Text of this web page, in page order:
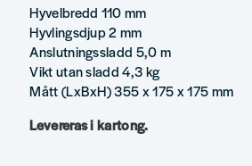
Hyvelbredd 110 mm
Hyvlingsdjup 2 mm
Anslutningssladd 5,0 m
Vikt utan sladd 4,3 kg
Mått (LxBxH) 355 x 175 x 175 mm
Levereras i kartong.